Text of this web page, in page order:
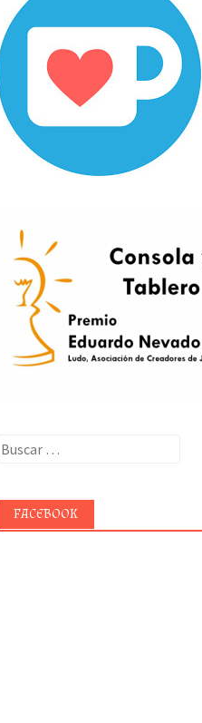
Buscar:
FACEBOOK